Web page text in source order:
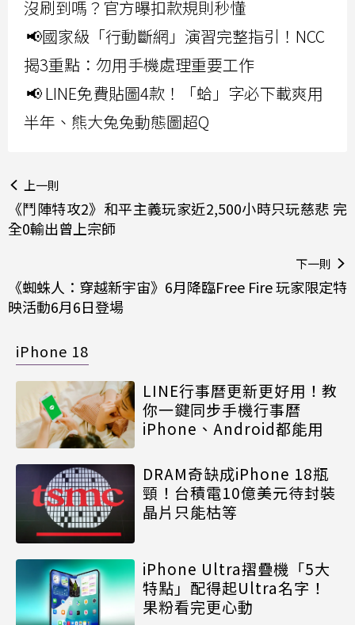
沒刷到嗎？官方曝扣款規則秒懂
📢國家級「行動斷網」演習完整指引！NCC
揭3重點：勿用手機處理重要工作
📢 LINE免費貼圖4款！「蛤」字必下載爽用
半年、熊大兔兔動態圖超Q
上一則
《鬥陣特攻2》和平主義玩家近2,500小時只玩慈悲 完
全0輸出曾上宗師
下一則
《蜘蛛人：穿越新宇宙》6月降臨Free Fire 玩家限定特
映活動6月6日登場
iPhone 18
LINE行事曆更新更好用！教
你一鍵同步手機行事曆
iPhone、Android都能用
DRAM奇缺成iPhone 18瓶
頸！台積電10億美元待封裝
晶片只能枯等
iPhone Ultra摺疊機「5大
特點」配得起Ultra名字！
果粉看完更心動